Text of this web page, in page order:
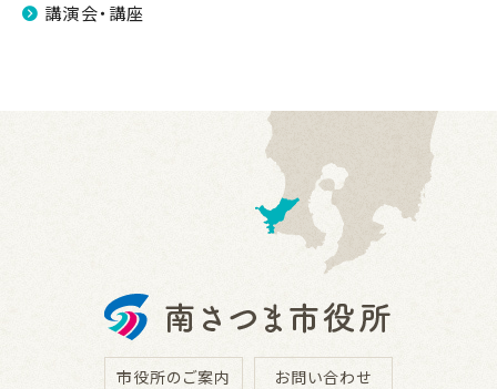
講演会・講座
市役所のご案内 お問い合わせ